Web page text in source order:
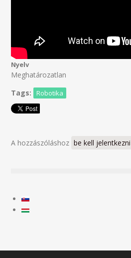
Nyelv
Meghatározatlan
Tags:
Robotika
A hozzászóláshoz be kell jelentkezni